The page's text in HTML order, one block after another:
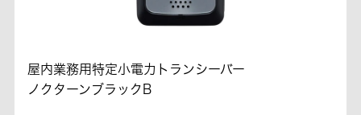
屋内業務用特定小電力トランシーバー
ノクターンブラックB